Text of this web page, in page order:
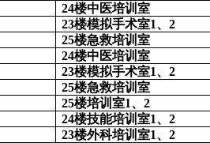
24楼中医培训室
23楼模拟手术室1、2
25楼急救培训室
24楼中医培训室
23楼模拟手术室1、2
25楼急救培训室
25楼培训室1、2
24楼技能培训室1、2
23楼外科培训室1、2